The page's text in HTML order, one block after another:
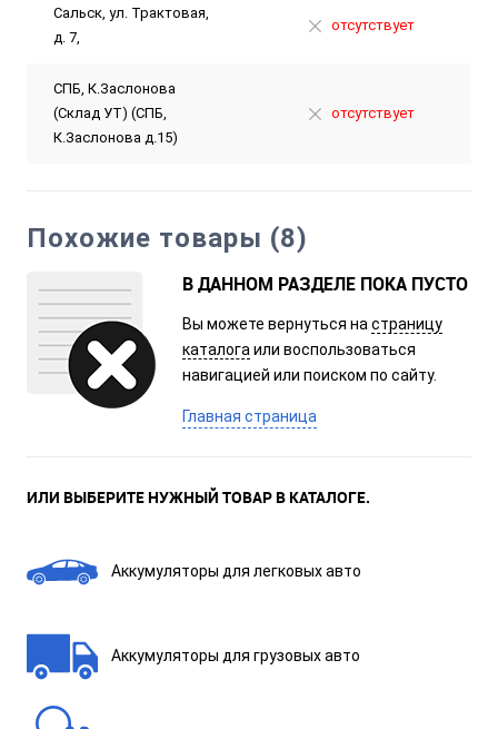
Сальск, ул. Трактовая,
д. 7,
отсутствует
СПБ, К.Заслонова
(Склад УТ) (СПБ,
К.Заслонова д.15)
отсутствует
Похожие товары (8)
В ДАННОМ РАЗДЕЛЕ ПОКА ПУСТО
Вы можете вернуться на страницу
каталога или воспользоваться
навигацией или поиском по сайту.
Главная страница
ИЛИ ВЫБЕРИТЕ НУЖНЫЙ ТОВАР В КАТАЛОГЕ.
Аккумуляторы для легковых авто
Аккумуляторы для грузовых авто